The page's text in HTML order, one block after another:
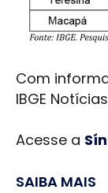
Com
IBGE
Acesse a
SAIBA MAIS